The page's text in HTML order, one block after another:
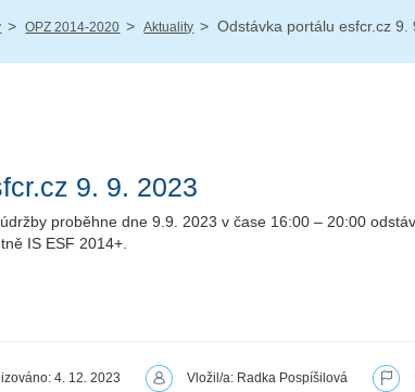
/ OPZ 2014-2020 / Aktuality / Odstávka portálu esfcr.cz 9.
9. 9. 2023
proběhne dne 9.9. 2023 v čase 16:00 – 20:00
IS ESF 2014+.
4. 12. 2023 Vložil/a: Radka Pospíšilová